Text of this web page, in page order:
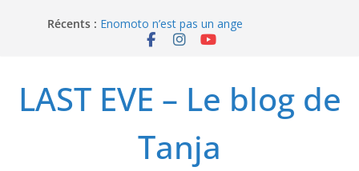
Récents : Enomoto n’est pas un ange
QUEEN BEE enflamme le Bataclan
I’m not in love de Zeniko Sumiya
LAST EVE – Le blog de
Tanja